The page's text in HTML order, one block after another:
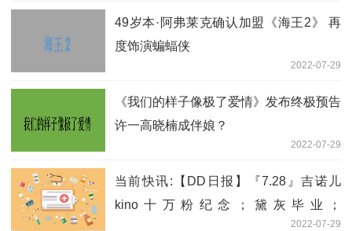
49岁本·阿弗莱克确认加盟《海王2》 再
度饰演蝙蝠侠
2022-07-29
《我们的样子像极了爱情》发布终极预告
许一高晓楠成伴娘？
2022-07-29
当前快讯:【DD日报】『7.28』吉诺儿
kino十万粉纪念；黛灰毕业；
2022-07-29